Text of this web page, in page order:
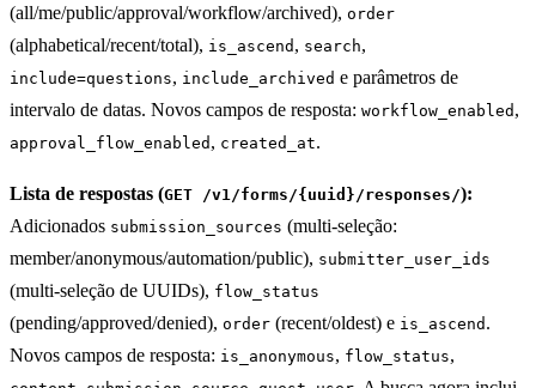
(all/me/public/approval/workflow/archived), order
(alphabetical/recent/total), is_ascend , search,
include=questions, include_archived e parâmetros de
intervalo de datas. Novos campos de resposta: workflow_enabled ,
approval_flow_enabled , created_at.
Lista de respostas (GET /v1/forms/{uuid}/responses/):
Adicionados submission_sources (multi-seleção:
member/anonymous/automation/public), submitter_user_ids
(multi-seleção de UUIDs), flow_status
(pending/approved/denied), order (recent/oldest) e is_ascend .
Novos campos de resposta: is_anonymous, flow_status,